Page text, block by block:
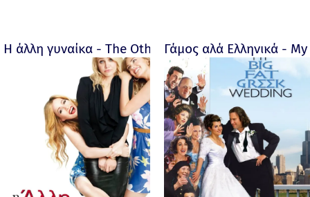
Η άλλη γυναίκα - The Other Woman – 2014
Γάμος αλά Ελληνικά -